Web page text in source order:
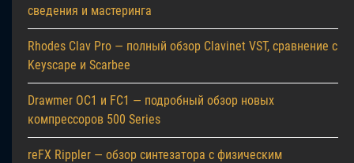
сведения и мастеринга
Rhodes Clav Pro — полный обзор Clavinet VST, сравнение с
Keyscape и Scarbee
Drawmer OC1 и FC1 — подробный обзор новых
компрессоров 500 Series
reFX Rippler — обзор синтезатора с физическим